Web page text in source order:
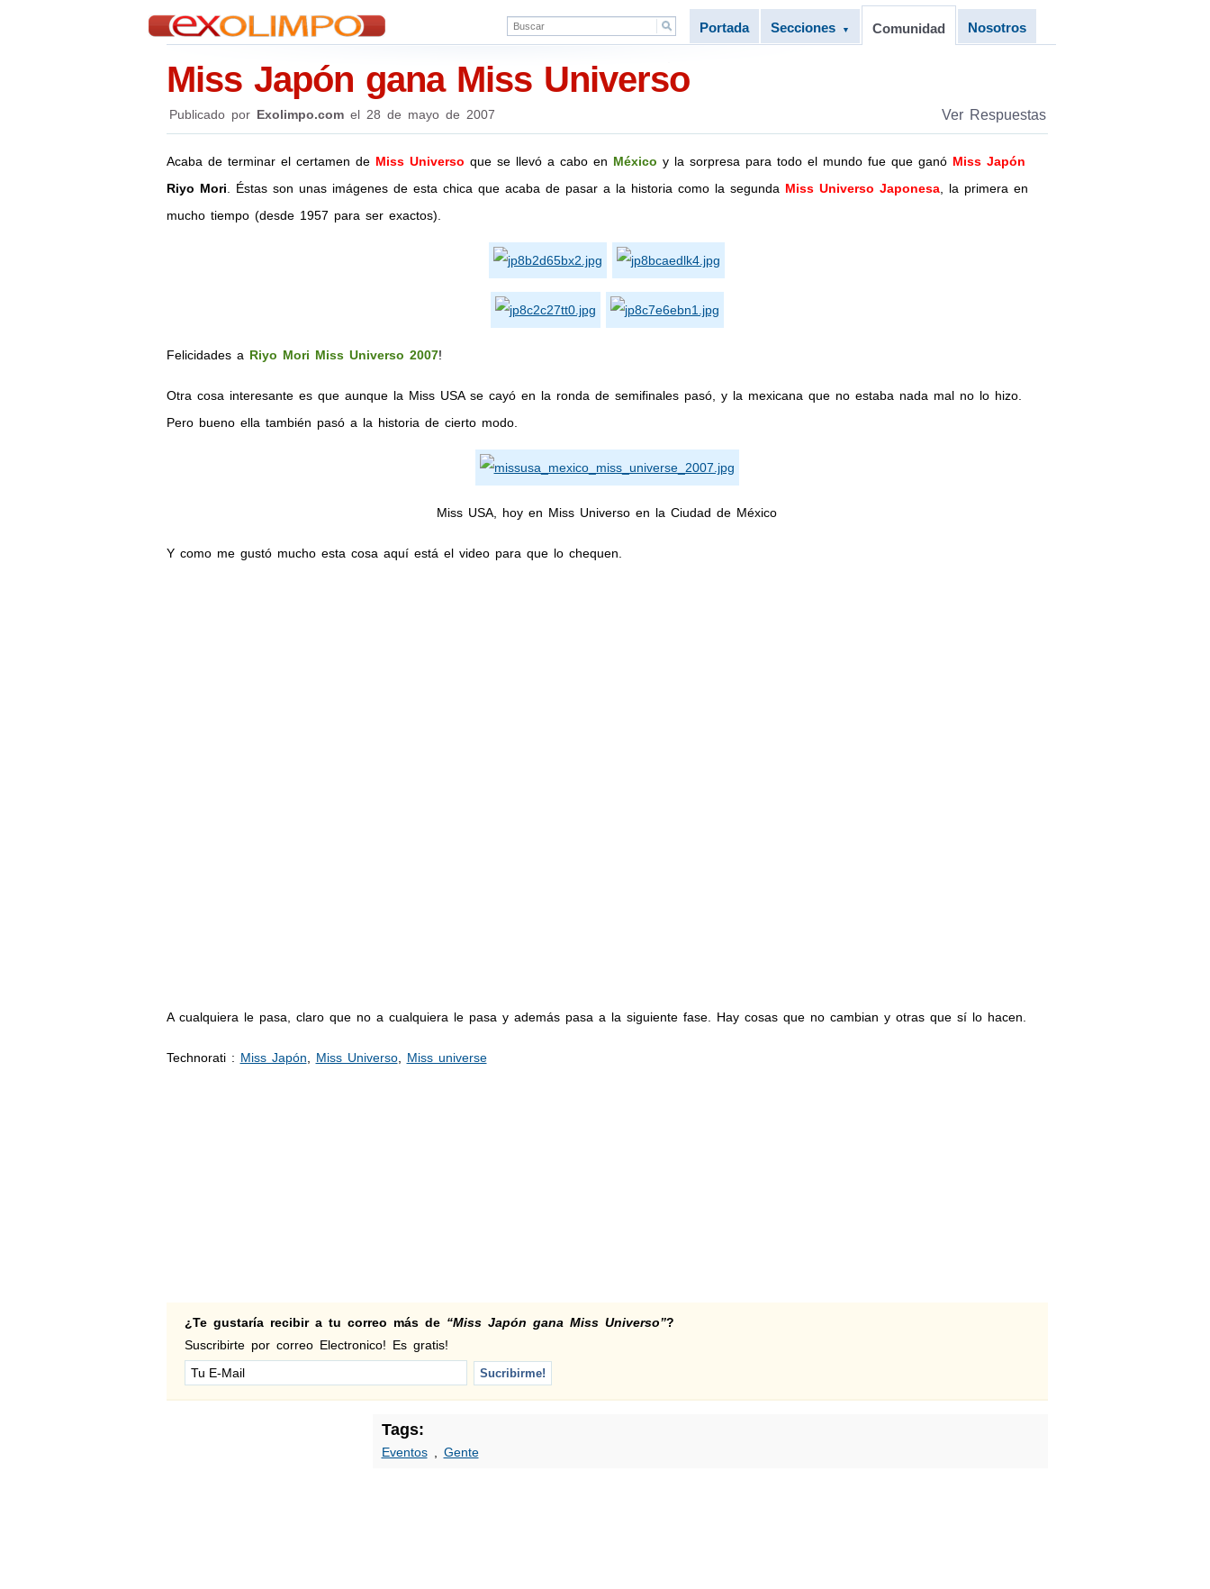
Portada Secciones ▼ Comunidad Nosotros
Miss Japón gana Miss Universo
Publicado por Exolimpo.comel 28 de mayo de 2007 Ver Respuestas
Acaba de terminar el certamen de Miss Universo que se llevó a cabo en México y la sorpresa para todo el mundo fue que ganó Miss Japón
Riyo Mori . Éstas son unas imágenes de esta chica que acaba de pasar a la historia como la segunda Miss Universo Japonesa, la primera en
mucho tiempo (desde 1957 para ser exactos).
Felicidades a Riyo Mori Miss Universo 2007!
Otra cosa interesante es que aunque la Miss USA se cayó en la ronda de semifinales pasó, y la mexicana que no estaba nada mal no lo hizo.
Pero bueno ella también pasó a la historia de cierto modo.
Miss USA, hoy en Miss Universo en la Ciudad de México
Y como me gustó mucho esta cosa aquí está el video para que lo chequen.
A cualquiera le pasa, claro que no a cualquiera le pasa y además pasa a la siguiente fase. Hay cosas que no cambian y otras que sí lo hacen.
Technorati: Miss Japón Miss Universo, Miss universe
¿Te gustaría recibir a tu correo más de “Miss Japón gana Miss Universo”?
Suscribirte por correo Electronico! Es gratis!
Tags:
Eventos, Gente